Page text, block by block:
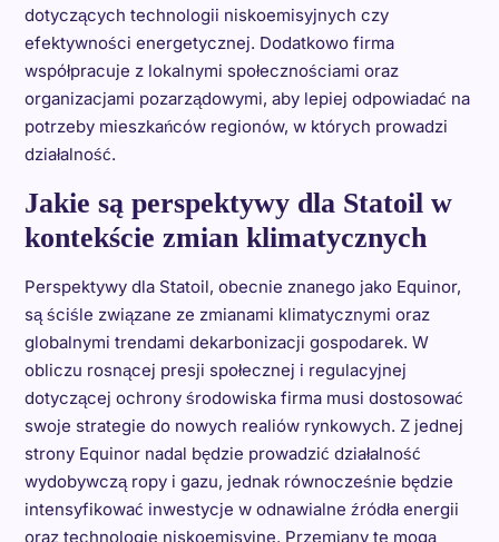
dotyczących technologii niskoemisyjnych czy
efektywności energetycznej. Dodatkowo firma
współpracuje z lokalnymi społecznościami oraz
organizacjami pozarządowymi, aby lepiej odpowiadać na
potrzeby mieszkańców regionów, w których prowadzi
działalność.
Jakie są perspektywy dla Statoil w
kontekście zmian klimatycznych
Perspektywy dla Statoil, obecnie znanego jako Equinor,
są ściśle związane ze zmianami klimatycznymi oraz
globalnymi trendami dekarbonizacji gospodarek. W
obliczu rosnącej presji społecznej i regulacyjnej
dotyczącej ochrony środowiska firma musi dostosować
swoje strategie do nowych realiów rynkowych. Z jednej
strony Equinor nadal będzie prowadzić działalność
wydobywczą ropy i gazu, jednak równocześnie będzie
intensyfikować inwestycje w odnawialne źródła energii
oraz technologie niskoemisyjne. Przemiany te mogą